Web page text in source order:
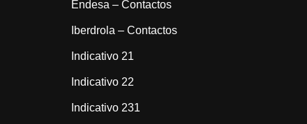
Endesa – Contactos
Iberdrola – Contactos
Indicativo 21
Indicativo 22
Indicativo 231